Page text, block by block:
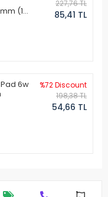
(1
227,76 TL
85,41 TL
6w
%72 Discount
198,38 TL
54,66 TL